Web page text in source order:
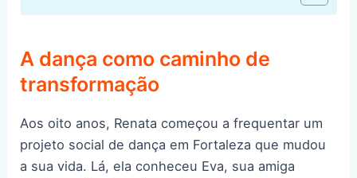
A dança como caminho de
transformação
Aos oito anos, Renata começou a frequentar um
projeto social de dança em Fortaleza que mudou
a sua vida. Lá, ela conheceu Eva, sua amiga